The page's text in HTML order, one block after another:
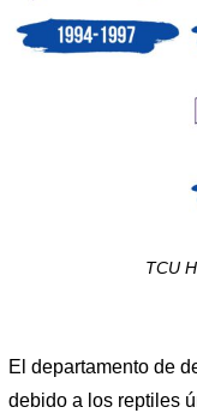
TCU
El departamento de
debido a los reptiles